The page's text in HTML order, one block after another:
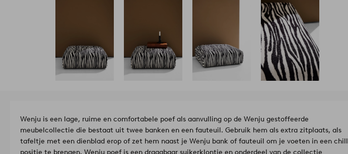
Wenju is een lage, ruime en comfortabele poef als aanvulling op de Wenju gestoffeerde
meubelcollectie die bestaat uit twee banken en een fauteuil. Gebruik hem als extra zitplaats, als
tafeltje met een dienblad erop of zet hem naast je Wenju bank of fauteuil om je voeten in een chill
positie te brengen. Wenju poef is een draagbaar suikerklontje en onderdeel van de collectie